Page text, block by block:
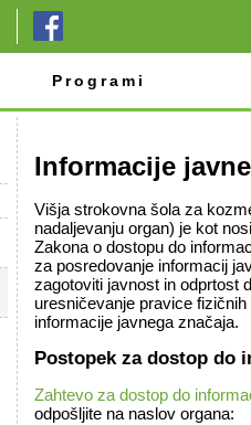
Programi
Informacije
Višja strokovna šola za
nadaljevanju organ) je kot
Zakona o dostopu do
za posredovanje informacij
zagotoviti javnost in odprtost
uresničevanje pravice
informacije javnega značaja.
Postopek za dostop do
Zahtevo za dostop do
odpošljite na naslov organa: